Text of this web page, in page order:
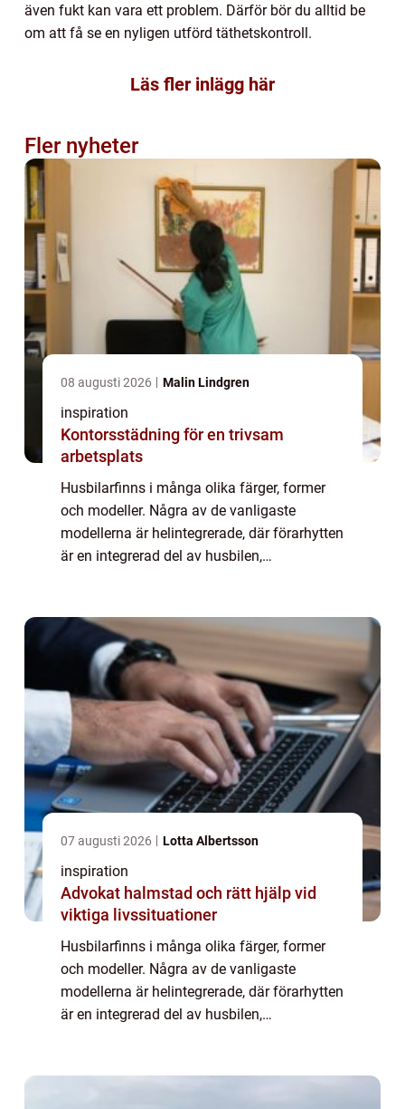
även fukt kan vara ett problem. Därför bör du alltid be
om att få se en nyligen utförd täthetskontroll.
Läs fler inlägg här
Fler nyheter
08 augusti 2026 Malin Lindgren
inspiration
Kontorsstädning för en trivsam
arbetsplats
Husbilarfinns i många olika färger, former
och modeller. Några av de vanligaste
modellerna är helintegrerade, där förarhytten
är en integrerad del av husbilen,
räknas...
07 augusti 2026 Lotta Albertsson
inspiration
Advokat halmstad och rätt hjälp vid
viktiga livssituationer
Husbilarfinns i många olika färger, former
och modeller. Några av de vanligaste
modellerna är helintegrerade, där förarhytten
är en integrerad del av husbilen,